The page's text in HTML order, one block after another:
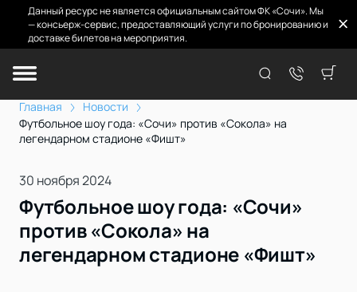
Данный ресурс не является официальным сайтом ФК «Сочи». Мы
— консьерж-сервис, предоставляющий услуги по бронированию и
доставке билетов на мероприятия.
Главная
Новости
Футбольное шоу года: «Сочи» против «Сокола» на
легендарном стадионе «Фишт»
30 ноября 2024
Футбольное шоу года: «Сочи»
против «Сокола» на
легендарном стадионе «Фишт»